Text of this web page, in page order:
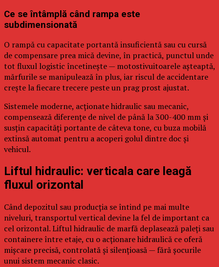
Ce se întâmplă când rampa este
subdimensionată
O rampă cu capacitate portantă insuficientă sau cu cursă
de compensare prea mică devine, în practică, punctul unde
tot fluxul logistic încetinește — motostivuitoarele așteaptă,
mărfurile se manipulează în plus, iar riscul de accidentare
crește la fiecare trecere peste un prag prost ajustat.
Sistemele moderne, acționate hidraulic sau mecanic,
compensează diferențe de nivel de până la 300-400 mm și
susțin capacități portante de câteva tone, cu buza mobilă
extinsă automat pentru a acoperi golul dintre doc și
vehicul.
Liftul hidraulic: verticala care leagă
fluxul orizontal
Când depozitul sau producția se întind pe mai multe
niveluri, transportul vertical devine la fel de important ca
cel orizontal. Liftul hidraulic de marfă deplasează paleți sau
containere între etaje, cu o acționare hidraulică ce oferă
mișcare precisă, controlată și silențioasă — fără șocurile
unui sistem mecanic clasic.